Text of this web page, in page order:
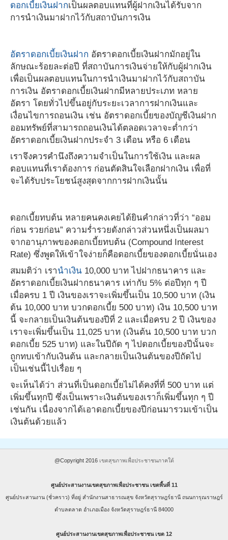
​ดอกเบี้ยเงินฝากเป็นผลตอบแทนที่ผู้ฝากเงินได้รับจาก
การนำเงินมาฝากไว้กับสถาบันการเงิน
​​​อัตราดอกเบี้ยเงินฝาก อัตราดอกเบี้ยเงินฝากมักอยู่ใน
ลักษณะร้อยละต่อปี ที่สถาบันการเงินจ่ายให้กับผู้ฝากเงิน
เพื่อเป็นผลตอบแทนในการนำเงินมาฝากไว้กับสถาบัน
การเงิน อัตราดอกเบี้ยเงินฝากมีหลายประเภท หลาย
อัตรา โดยทั่วไปขึ้นอยู่กับระยะเวลาการฝากเงินและ
เงื่อนไขการถอนเงิน เช่น อัตราดอกเบี้ยของบัญชีเงินฝาก
ออมทรัพย์ที่สามารถถอนเงินได้ตลอดเวลาจะต่ำกว่า
อัตราดอกเบี้ยเงินฝากประจำ 3 เดือน หรือ 6 เดือน
เราจึงควรคำนึงถึงความจำเป็นในการใช้เงิน และผล
ตอบแทนที่เราต้องการ ก่อนตัดสินใจเลือกฝากเงิน เพื่อที่
จะได้รับประโยชน์สูงสุดจากการฝากเงินนั้น
ดอกเบี้ยทบต้น หลายคนคงเคยได้ยินคำกล่าวที่ว่า “ออม
ก่อน รวยก่อน” ความร่ำรวยดังกล่าวส่วนหนึ่งเป็นผลมา
จากอานุภาพของดอกเบี้ยทบต้น (Compound Interest
Rate) ซึ่งพูดให้เข้าใจง่ายก็คือดอกเบี้ยของดอกเบี้ยนั่นเอง
สมมติว่า เรานำเงิน 10,000 บาท ไปฝากธนาคาร และ
อัตราดอกเบี้ยเงินฝากธนาคาร เท่ากับ 5% ต่อปีทุก ๆ ปี
เมื่อครบ 1 ปี เงินของเราจะเพิ่มขึ้นเป็น 10,500 บาท (เงิน
ต้น 10,000 บาท บวกดอกเบี้ย 500 บาท) เงิน 10,500 บาท
นี้ จะกลายเป็นเงินต้นของปีที่ 2 และเมื่อครบ 2 ปี เงินของ
เราจะเพิ่มขึ้นเป็น 11,025 บาท (เงินต้น 10,500 บาท บวก
ดอกเบี้ย 525 บาท) และในปีถัด ๆ ไปดอกเบี้ยของปีนั้นจะ
ถูกทบเข้ากับเงินต้น และกลายเป็นเงินต้นของปีถัดไป
เป็นเช่นนี้ไปเรื่อย ๆ
จะเห็นได้ว่า ส่วนที่เป็นดอกเบี้ยไม่ได้คงที่ที่ 500 บาท แต่
เพิ่มขึ้นทุกปี ซึ่งเป็นเพราะเงินต้นของเราก็เพิ่มขึ้นทุก ๆ ปี
เช่นกัน เนื่องจากได้เอาดอกเบี้ยของปีก่อนมารวมเข้าเป็น
เงินต้นด้วยแล้ว
@Copyright 2016 เขตสุขภาพเพื่อประชาชนภาคใต้
ศูนย์ประสานงานเขตสุขภาพเพื่อประชาชน เขตพื้นที่ 11
ศูนย์ประสานงาน (ชั่วคราว) ที่อยู่ สำนักงานสาธารณสุข จังหวัดสุราษฎร์ธานี ถนนการุณราษฎร์
ตำบลตลาด อำเภอเมือง จังหวัดสุราษฎร์ธานี 84000
ศูนย์ประสานงานเขตสุขภาพเพื่อประชาชน เขต 12